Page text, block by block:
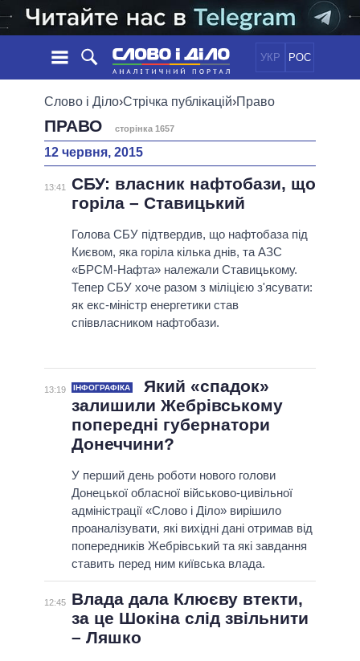
УКР РОС
НОВИНИ
СТРІЧКА
ПОДІЇ
СТАТТІ
ДУМКИ
ОГЛЯДИ
ДАЙДЖЕСТИ
ПОЛІТИКА
СУСПІЛЬСТВО
СВІТ
ОБIЦЯНКИ
УСІ ПОЛІТИКИ
ПРЕЗИДЕНТ І ОФІС
ВЕРХОВНА РАДА
КАБІНЕТ МІНІСТРІВ
ГОЛОВИ ОБЛАДМІНІСТРАЦІЙ
МЕРИ МІСТ
ІНФОГРАФІКА
ВІДЕО
ПІДТРИМАТИ
ПОРІВНЯННЯ ПОЛІТИКІВ
Слово і Діло›Стрічка публікацій›Право
ПРАВО сторінка 1657
12 червня, 2015
13:41
СБУ: власник нафтобази, що
горіла – Ставицький
Голова СБУ підтвердив, що нафтобаза під
Києвом, яка горіла кілька днів, та АЗС
«БРСМ-Нафта» належали Ставицькому.
Тепер СБУ хоче разом з міліцією з'ясувати:
як екс-міністр енергетики став
співвласником нафтобази.
13:19 ІНФОГРАФІКА
Який «спадок»
залишили Жебрівському
попередні губернатори
Донеччини?
У перший день роботи нового голови
Донецької обласної військово-цивільної
адміністрації «Слово і Діло» вирішило
проаналізувати, які вихідні дані отримав від
попередників Жебрівський та які завдання
ставить перед ним київська влада.
12:45
Влада дала Клюєву втекти,
за це Шокіна слід звільнити
– Ляшко